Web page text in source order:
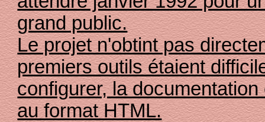
grand public.
Le projet n'obtint pas
premiers outils étaient
configurer, la
au format HTML.